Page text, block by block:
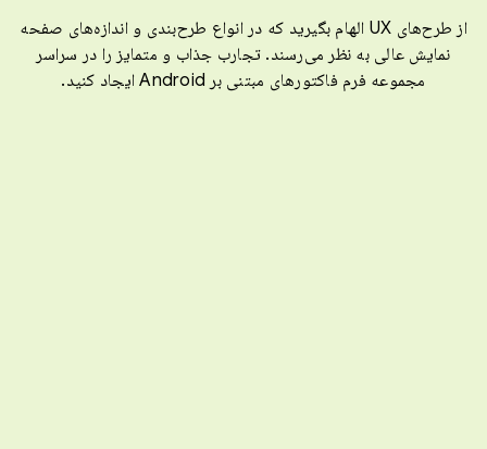
از طرح‌های UX الهام بگیرید که در انواع طرح‌بندی و اندازه‌های صفحه
نمایش عالی به نظر می‌رسند. تجارب جذاب و متمایز را در سراسر
مجموعه فرم فاکتورهای مبتنی بر Android ایجاد کنید.